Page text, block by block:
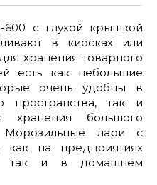
с глухой крышкой
в киосках или
хранения товарного
есть как небольшие
очень удобны в
пространства, так и
хранения большого
Морозильные лари с
на предприятиях
так и в домашнем